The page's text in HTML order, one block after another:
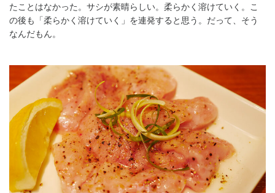
たことはなかった。サシが素晴らしい。柔らかく溶けていく。こ
の後も「柔らかく溶けていく」を連発すると思う。だって、そう
なんだもん。